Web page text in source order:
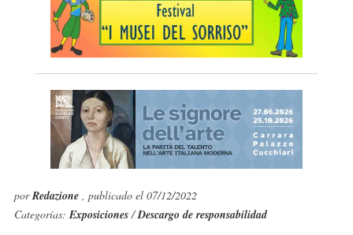
porRedazione , publicado el 07/12/2022
Categorías:Exposiciones/Descargo de responsabilidad